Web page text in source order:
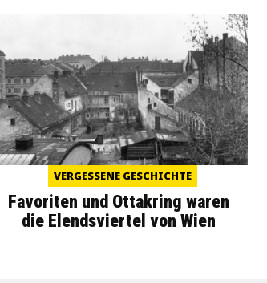
VERGESSENE GESCHICHTE
Favoriten und Ottakring waren
die Elendsviertel von Wien